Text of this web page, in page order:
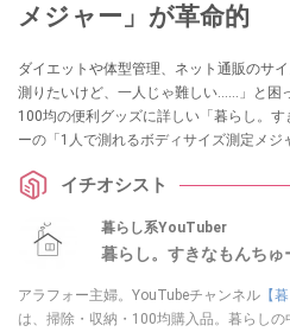
メジャー」が革命的
ダイエットや体型管理、ネット通販のサ
測りたいけど、一人じゃ難しい……」と困
100均の便利グッズに詳しい「暮らし。
ーの「1人で測れるボディサイズ測定メジ
家に一台レベルの重宝アイテムです！
イチオシスト
暮らし系YouTuber
暮らし。すきなもんちゅ
アラフォー主婦。YouTubeチャンネル 【
は、掃除・収納・100均購入品。暮らし